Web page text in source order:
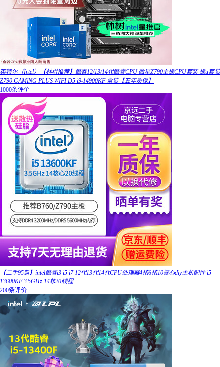
英特尔（Intel）【林树推荐】酷睿12/13/14代酷睿CPU 微星Z790主板CPU套装 板u套装
Z790 GAMING PLUS WIFI D5 i9-14900KF 盒装【五年质保】
1000条评价
【二手95新】intel酷睿i3 i5 i7 12代13代14代CPU处理器4核6核10核心diy主机配件 i5
13600KF 3.5GHz 14核20线程
200条评价